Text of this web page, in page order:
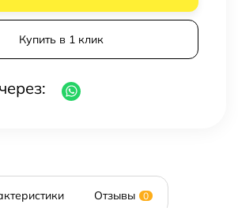
Купить в 1 клик
Отзывы 0